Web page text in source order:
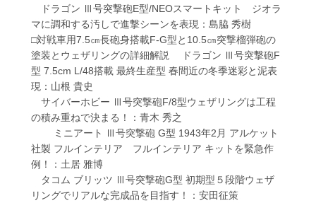
ドラゴン Ⅲ号突撃砲E型/NEOスマートキット ジオラ
マに調和する汚しで進撃シーンを表現：島脇 秀樹
□対戦車用7.5㎝長砲身搭載F-G型と10.5㎝突撃榴弾砲の
塗装とウェザリングの詳細解説 ドラゴン Ⅲ号突撃砲F
型 7.5cm L/48搭載 最終生産型 春間近の冬季迷彩と泥表
現：山根 貴史
サイバーホビー Ⅲ号突撃砲F/8型ウェザリングは工程
の積み重ねで決まる！：青木 秀之
ミニアート Ⅲ号突撃砲 G型 1943年2月 アルケット
社製 フルインテリア フルインテリア キットを緊急作
例！：土居 雅博
タコム ブリッツ Ⅲ号突撃砲G型 初期型５段階ウェザ
リングでリアルな完成品を目指す！：安田征策